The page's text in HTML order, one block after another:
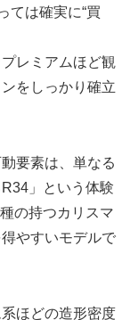
ては確実に“買
レミアムほど観
をしっかり確立
要素は、単なる
」という体験
の持つカリスマ
やすいモデルで
ほどの造形密度